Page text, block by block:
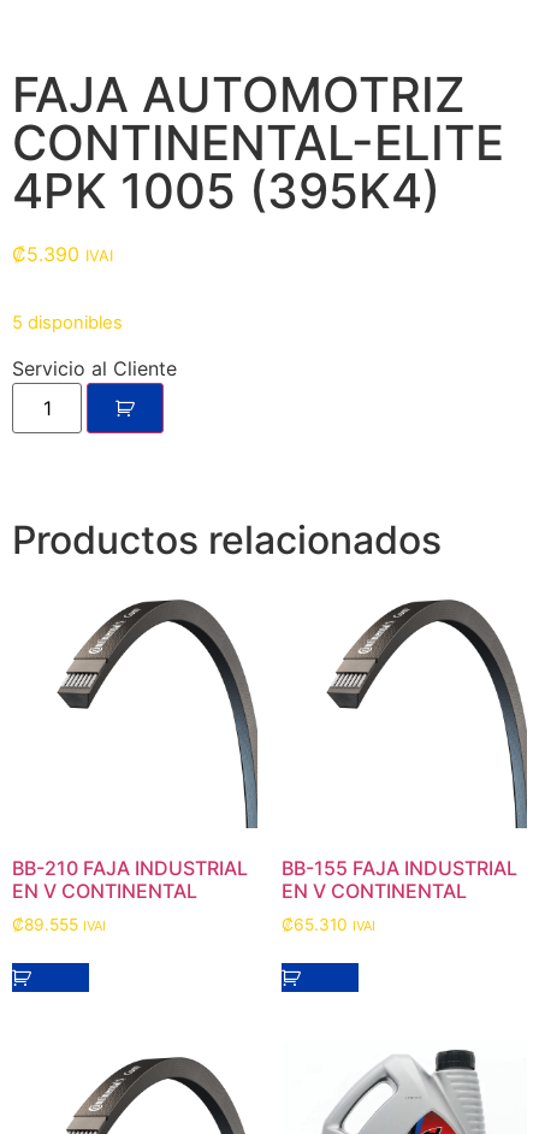
FAJA AUTOMOTRIZ
CONTINENTAL-ELITE
4PK 1005 (395K4)
₡5.390 IVAI
5 disponibles
Servicio al Cliente
Productos relacionados
BB-210 FAJA INDUSTRIAL
EN V CONTINENTAL
₡89.555 IVAI
BB-155 FAJA INDUSTRIAL
EN V CONTINENTAL
₡65.310 IVAI